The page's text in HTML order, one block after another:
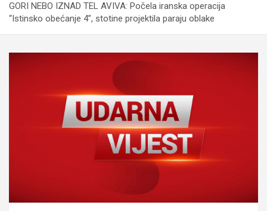
GORI NEBO IZNAD TEL AVIVA: Počela iranska operacija
“Istinsko obećanje 4”, stotine projektila paraju oblake